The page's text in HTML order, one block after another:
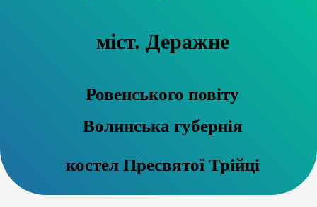
міст. Деражне
Ровенського повіту
Волинська губернія
костел Пресвятої Трійці